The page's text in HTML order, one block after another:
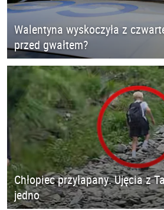
Walentyna wyskoczyła z
przed gwałtem?
Chłopiec przyłapany. Ujęcia z
jedno